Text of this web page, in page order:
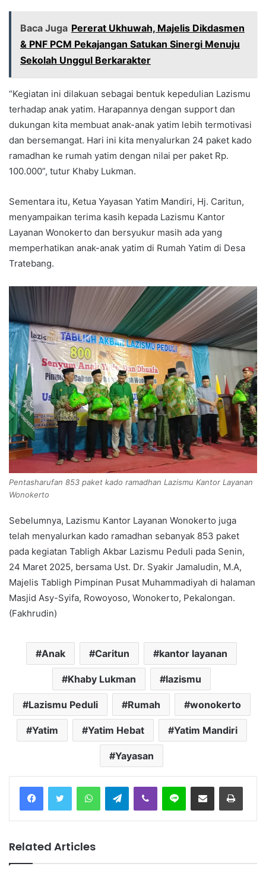
Baca Juga Pererat Ukhuwah, Majelis Dikdasmen
& PNF PCM Pekajangan Satukan Sinergi Menuju
Sekolah Unggul Berkarakter
“Kegiatan ini dilakuan sebagai bentuk kepedulian Lazismu
terhadap anak yatim. Harapannya dengan support dan
dukungan kita membuat anak-anak yatim lebih termotivasi
dan bersemangat. Hari ini kita menyalurkan 24 paket kado
ramadhan ke rumah yatim dengan nilai per paket Rp.
100.000”, tutur Khaby Lukman.
Sementara itu, Ketua Yayasan Yatim Mandiri, Hj. Caritun,
menyampaikan terima kasih kepada Lazismu Kantor
Layanan Wonokerto dan bersyukur masih ada yang
memperhatikan anak-anak yatim di Rumah Yatim di Desa
Tratebang.
Pentasharufan 853 paket kado ramadhan Lazismu Kantor Layanan
Wonokerto
Sebelumnya, Lazismu Kantor Layanan Wonokerto juga
telah menyalurkan kado ramadhan sebanyak 853 paket
pada kegiatan Tabligh Akbar Lazismu Peduli pada Senin,
24 Maret 2025, bersama Ust. Dr. Syakir Jamaludin, M.A,
Majelis Tabligh Pimpinan Pusat Muhammadiyah di halaman
Masjid Asy-Syifa, Rowoyoso, Wonokerto, Pekalongan.
(Fakhrudin)
Anak Caritun kantor layanan
Khaby Lukman lazismu
Lazismu Peduli Rumah wonokerto
Yatim Yatim Hebat Yatim Mandiri
Yayasan
Telegram
Related Articles